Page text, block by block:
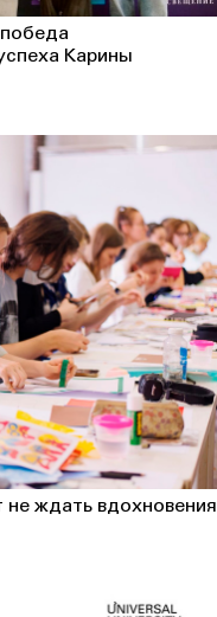
Карины
ждать вдохновения